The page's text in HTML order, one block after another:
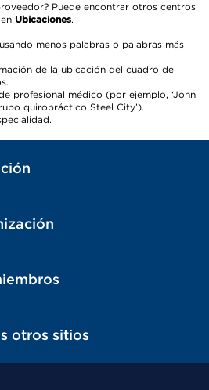
Puede encontrar otros centros
Ubicaciones.
menos palabras o palabras más
de la ubicación del cuadro de
profesional médico (por ejemplo, ‘John
quiropráctico Steel City’).
otros sitios